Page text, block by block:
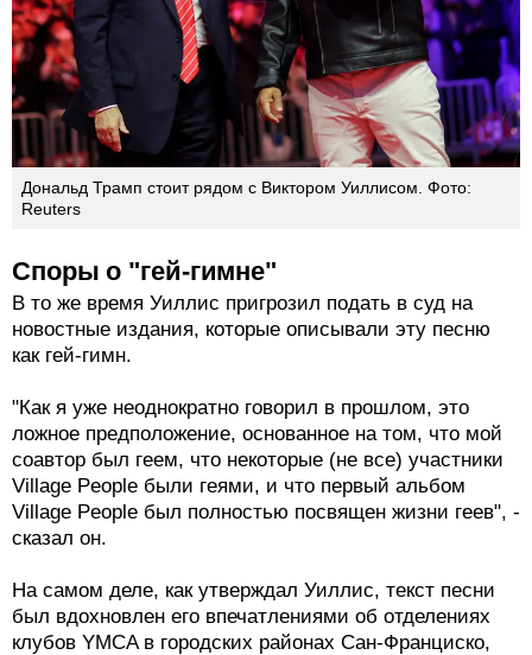
Дональд Трамп стоит рядом с Виктором Уиллисом. Фото:
Reuters
Споры о "гей-гимне"
В то же время Уиллис пригрозил подать в суд на
новостные издания, которые описывали эту песню
как гей-гимн.
"Как я уже неоднократно говорил в прошлом, это
ложное предположение, основанное на том, что мой
соавтор был геем, что некоторые (не все) участники
Village People были геями, и что первый альбом
Village People был полностью посвящен жизни геев", -
сказал он.
На самом деле, как утверждал Уиллис, текст песни
был вдохновлен его впечатлениями об отделениях
клубов YMCA в городских районах Сан-Франциско,